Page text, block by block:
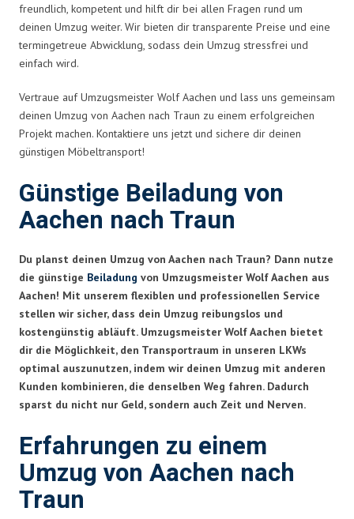
freundlich, kompetent und hilft dir bei allen Fragen rund um
deinen Umzug weiter. Wir bieten dir transparente Preise und eine
termingetreue Abwicklung, sodass dein Umzug stressfrei und
einfach wird.
Vertraue auf Umzugsmeister Wolf Aachen und lass uns gemeinsam
deinen Umzug von Aachen nach Traun zu einem erfolgreichen
Projekt machen. Kontaktiere uns jetzt und sichere dir deinen
günstigen Möbeltransport!
Günstige Beiladung von
Aachen nach Traun
Du planst deinen Umzug von Aachen nach Traun? Dann nutze
die günstige Beiladung von Umzugsmeister Wolf Aachen aus
Aachen! Mit unserem flexiblen und professionellen Service
stellen wir sicher, dass dein Umzug reibungslos und
kostengünstig abläuft. Umzugsmeister Wolf Aachen bietet
dir die Möglichkeit, den Transportraum in unseren LKWs
optimal auszunutzen, indem wir deinen Umzug mit anderen
Kunden kombinieren, die denselben Weg fahren. Dadurch
sparst du nicht nur Geld, sondern auch Zeit und Nerven.
Erfahrungen zu einem
Umzug von Aachen nach
Traun